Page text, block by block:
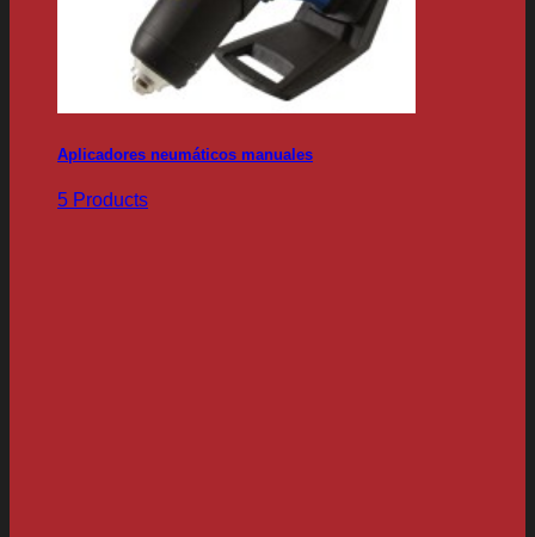
Aplicadores neumáticos manuales
5 Products